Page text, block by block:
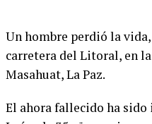
Un hombre perdió la
carretera del Litoral, en
Masahuat, La Paz.
El ahora fallecido ha